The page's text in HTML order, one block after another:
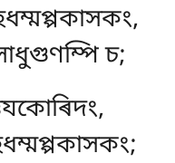
চ;